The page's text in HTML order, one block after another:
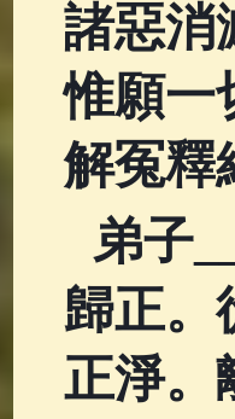
諸惡消
惟願一
解冤釋
弟子
歸正。
正淨。